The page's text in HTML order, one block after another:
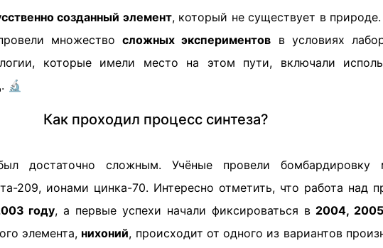
созданный элемент, который не существует в
множество сложных экспериментов в условиях
которые имели место на этом пути, включали
. 🔬
Как проходил процесс синтеза?
достаточно сложным. Учёные провели бомбардировку
209, ионами цинка-70. Интересно отметить, что работа над
году, а первые успехи начали фиксироваться в 2004,
элемента, нихоний, происходит от одного из вариантов